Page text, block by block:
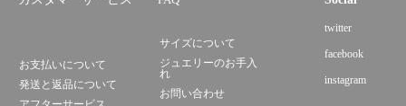
お支払いについて
発送と返品について
サイズについて
ジュエリーのお手入
れ
お問い合わせ
twitter
facebook
instagram